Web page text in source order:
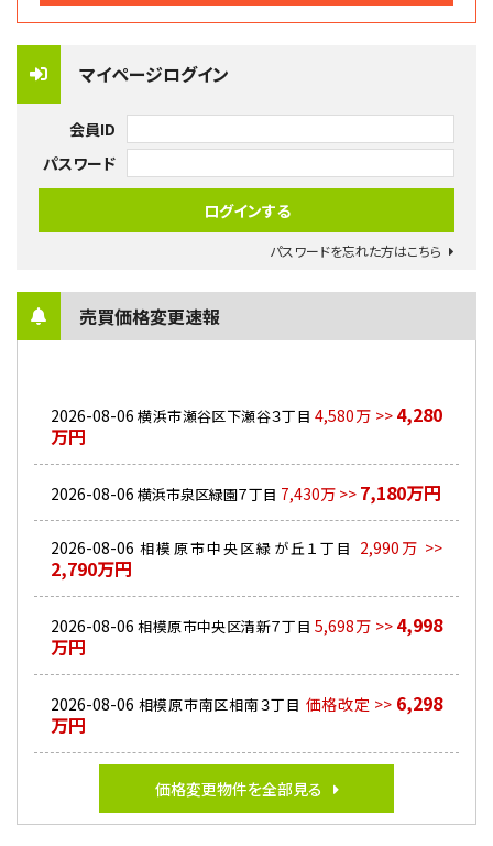
マイページログイン
会員ID
パスワード
パスワードを忘れた方はこちら
売買価格変更速報
2026-08-06 横浜市瀬谷区下瀬谷３丁目 4,580万 >> 4,280
万円
2026-08-06 横浜市泉区緑園７丁目 7,430万 >> 7,180万円
2026-08-06 相模原市中央区緑が丘１丁目 2,990万 >>
2,790万円
2026-08-06 相模原市中央区清新７丁目 5,698万 >> 4,998
万円
2026-08-06 相模原市南区相南３丁目 価格改定 >> 6,298
万円
価格変更物件を全部見る